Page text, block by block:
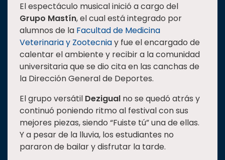
El espectáculo musical inició a cargo del
Grupo Mastín, el cual está integrado por
alumnos de la Facultad de Medicina
Veterinaria y Zootecniay fue el encargado de
calentar el ambiente y recibir a la comunidad
universitaria que se dio cita en las canchas de
la Dirección General de Deportes.
El grupo versátil Dezigual no se quedó atrás y
continuó poniendo ritmo al festival con sus
mejores piezas, siendo “Fuiste tú” una de ellas.
Y a pesar de la lluvia, los estudiantes no
pararon de bailar y disfrutar la tarde.